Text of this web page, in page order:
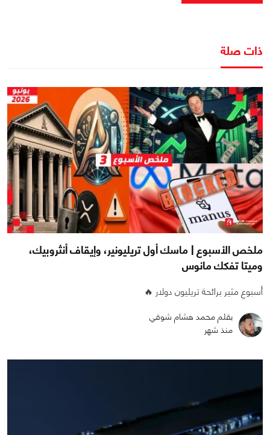
ذات صلة
ملخص الأسبوع | ماسك أول تريليونير، وإيقاف أنثروبيك،
وميتا تفكك مانوس
أسبوع مثير برائحة تريليون دولار 🔥
بقلم محمد هشام شوقي
منذ شهر